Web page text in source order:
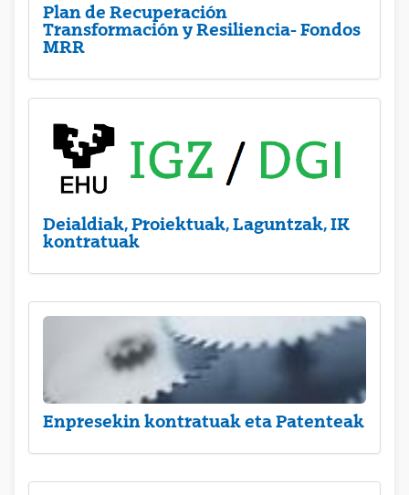
Plan de Recuperación
Transformación y Resiliencia- Fondos
MRR
Deialdiak, Proiektuak, Laguntzak, IK
kontratuak
Enpresekin kontratuak eta Patenteak